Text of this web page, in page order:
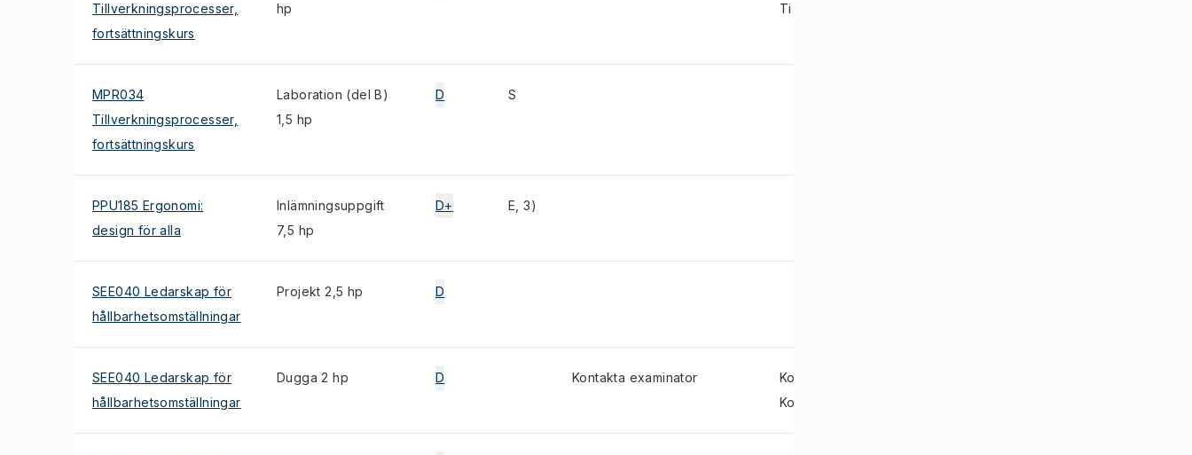
Tillverkningsprocesser,
fortsättningskurs
hp
Ti 20/08-2024 em J
MPR034
Tillverkningsprocesser,
fortsättningskurs
Laboration (del B)
1,5 hp
D S
PPU185 Ergonomi:
design för alla
Inlämningsuppgift
7,5 hp
D+ E, 3)
SEE040 Ledarskap för
hållbarhetsomställningar
Projekt 2,5 hp D
SEE040 Ledarskap för
hållbarhetsomställningar
Dugga 2 hp D Kontakta examinator
Kontakta examinator
Kontakta examinator